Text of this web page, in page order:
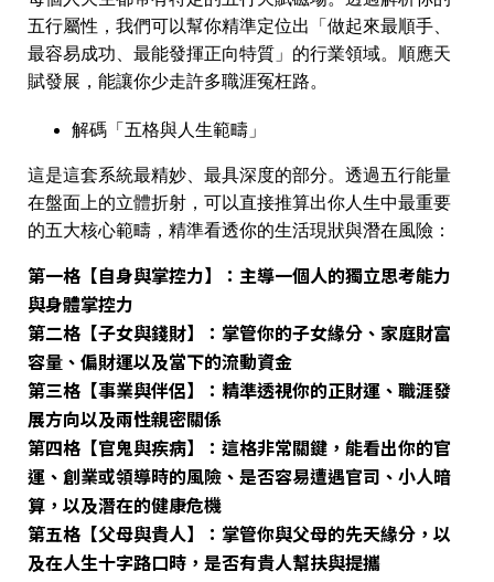
五行屬性，我們可以幫你精準定位出「做起來最順手、
最容易成功、最能發揮正向特質」的行業領域。順應天
賦發展，能讓你少走許多職涯冤枉路。
解碼「五格與人生範疇」
這是這套系統最精妙、最具深度的部分。透過五行能量
在盤面上的立體折射，可以直接推算出你人生中最重要
的五大核心範疇 ，精準看透你的生活現狀與潛在風險：
第一格【自身與掌控力】 ：主導一個人的獨立思考能力
與身體掌控力
第二格【子女與錢財】
：掌管你的子女緣分、 家庭財富
容量 、偏財運以及當下的流動資金
第三格【事業與伴侶】
：精準透視你的正財運 、職涯發
展方向以及兩性親密關係
第四格【官鬼與疾病】
：這格非常關鍵，能看出你的官
運、 創業或領導時的風險 、是否容易遭遇官司、小人暗
算，以及潛在的健康危機
第五格【父母與貴人】
：掌管你與父母的先天緣分，以
及在人生十字路口時，是否有貴人幫扶與提攜